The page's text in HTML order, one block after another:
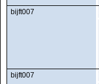
bijft007
bijft007